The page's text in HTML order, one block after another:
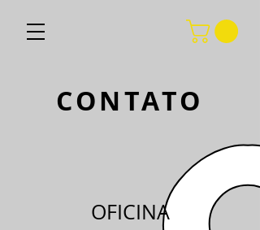
CONTATO
OFICINA